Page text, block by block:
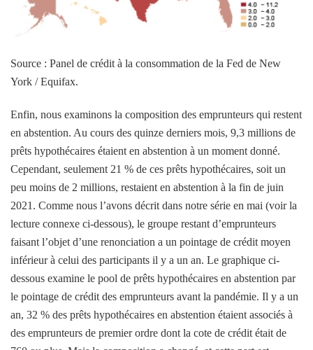
Source : Panel de crédit à la consommation de la Fed de New
York / Equifax.
Enfin, nous examinons la composition des emprunteurs qui restent
en abstention. Au cours des quinze derniers mois, 9,3 millions de
prêts hypothécaires étaient en abstention à un moment donné.
Cependant, seulement 21 % de ces prêts hypothécaires, soit un
peu moins de 2 millions, restaient en abstention à la fin de juin
2021. Comme nous l’avons décrit dans notre série en mai (voir la
lecture connexe ci-dessous), le groupe restant d’emprunteurs
faisant l’objet d’une renonciation a un pointage de crédit moyen
inférieur à celui des participants il y a un an. Le graphique ci-
dessous examine le pool de prêts hypothécaires en abstention par
le pointage de crédit des emprunteurs avant la pandémie. Il y a un
an, 32 % des prêts hypothécaires en abstention étaient associés à
des emprunteurs de premier ordre dont la cote de crédit était de